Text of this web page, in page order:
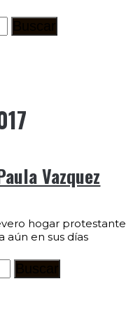
Vazquez
hogar protestante
aún en sus días